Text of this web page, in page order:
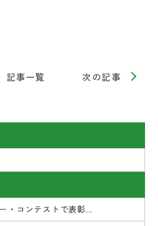
記事一覧 次の記事
・コンテストで表彰...